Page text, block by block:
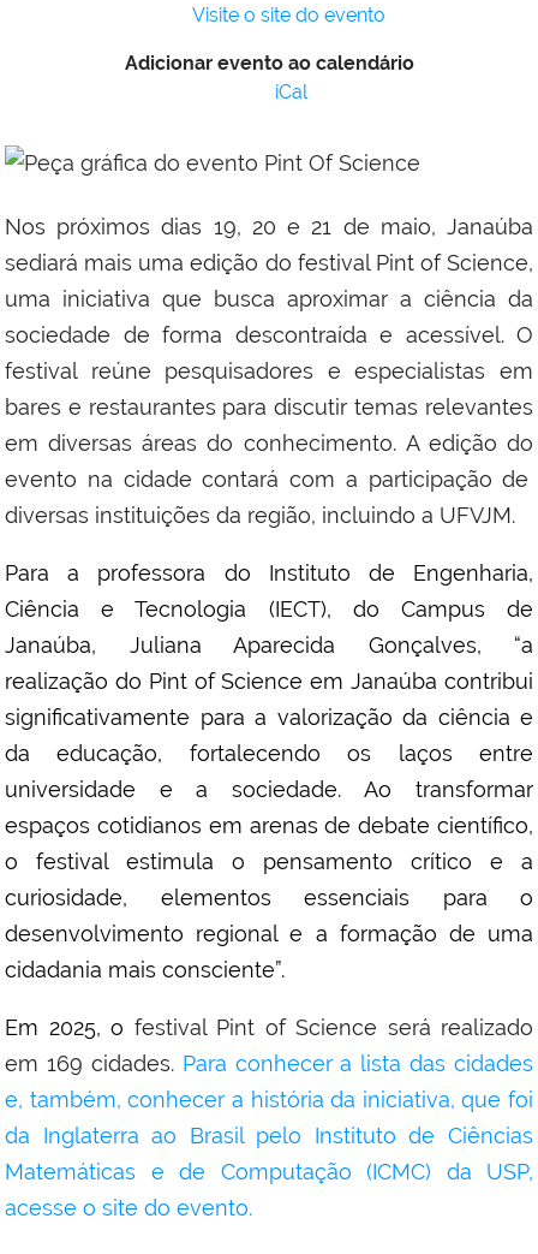
Visite o site do evento
Adicionar evento ao calendário
iCal
Nos próximosdias 19, 20 e 21 de maio, Janaúba
sediará mais uma edição do festival Pint of Science,
uma iniciativa que busca aproximar a ciência da
sociedade de forma descontraída e acessível. O
festival reúne pesquisadores e especialistas em
bares e restaurantes para discutir temas relevantes
em diversas áreas do conhecimento. A edição do
evento na cidadecontará com a participação de
diversas instituições da região, incluindo a UFVJM.
Para a professora do Instituto de Engenharia,
Ciência e Tecnologia (IECT), do Campus de
Janaúba, Juliana Aparecida Gonçalves, “a
realização do Pint of Science em Janaúba contribui
significativamente para a valorização da ciência e
da educação, fortalecendo os laços entre
universidade e a sociedade.
Ao transformar
espaços cotidianos em arenas de debate científico,
o festival estimula o pensamento crítico e a
curiosidade, elementos essenciais para o
desenvolvimento regional e a formação de uma
cidadania mais consciente”.
Em 2025, o festival Pint of Science será realizado
em 169 cidades. Para conhecer a lista das cidades
e, também, conhecer a história da iniciativa, que foi
da Inglaterra ao Brasil pelo Instituto de Ciências
Matemáticas e de Computação (ICMC) da USP,
acesse o site do evento.